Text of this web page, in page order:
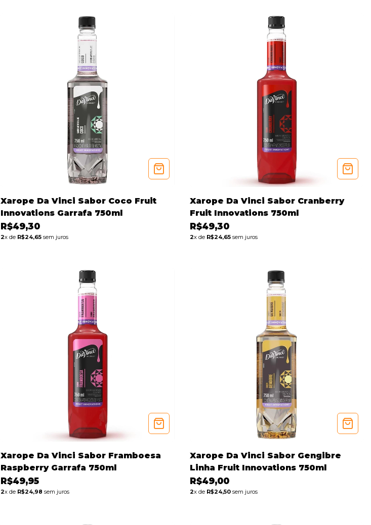
Xarope Da Vinci Sabor Coco Fruit
Innovations Garrafa 750ml
R$49,30
2x de R$24,65 sem juros
Xarope Da Vinci Sabor Cranberry
Fruit Innovations 750ml
R$49,30
2x de R$24,65sem juros
Xarope Da Vinci Sabor Framboesa
Raspberry Garrafa 750ml
R$49,95
2x de R$24,98 sem juros
Xarope Da Vinci Sabor Gengibre
Linha Fruit Innovations 750ml
R$49,00
2x de R$24,50sem juros